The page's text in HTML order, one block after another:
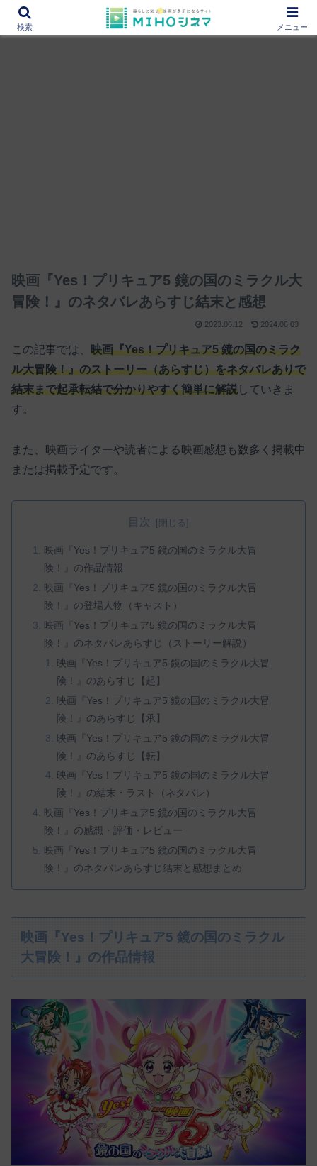
12000作品を紹介！あなたの映画図書館『MIHOシネマ』
映画『Yes！プリキュア5 鏡の国のミラクル大
冒険！』のネタバレあらすじ結末と感想
2023.06.12 2024.06.03
この記事では、 映画『Yes！プリキュア5 鏡の国のミラク
ル大冒険！』のストーリー（あらすじ）をネタバレありで
結末まで起承転結で分かりやすく簡単に解説 していきま
す。
また、映画ライターや読者による映画感想も数多く掲載中
または掲載予定です。
目次
映画『Yes！プリキュア5 鏡の国のミラクル大冒
険！』の作品情報
映画『Yes！プリキュア5 鏡の国のミラクル大冒
険！』の登場人物（キャスト）
映画『Yes！プリキュア5 鏡の国のミラクル大冒
険！』のネタバレあらすじ（ストーリー解説）
映画『Yes！プリキュア5 鏡の国のミラクル大冒
険！』のあらすじ【起】
映画『Yes！プリキュア5 鏡の国のミラクル大冒
険！』のあらすじ【承】
映画『Yes！プリキュア5 鏡の国のミラクル大冒
険！』のあらすじ【転】
映画『Yes！プリキュア5 鏡の国のミラクル大冒
険！』の結末・ラスト（ネタバレ）
映画『Yes！プリキュア5 鏡の国のミラクル大冒
険！』の感想・評価・レビュー
映画『Yes！プリキュア5 鏡の国のミラクル大冒
険！』のネタバレあらすじ結末と感想まとめ
映画『Yes！プリキュア5 鏡の国のミラクル
大冒険！』の作品情報
検索 メニュー